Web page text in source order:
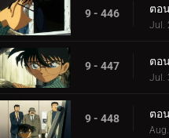
9 - 446
Jul.
9 - 447
Jul.
9 - 448